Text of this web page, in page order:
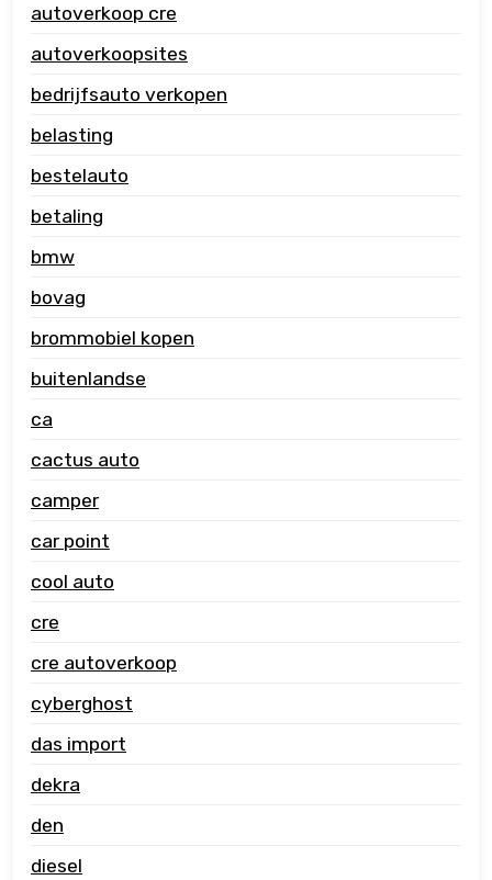
autoverkoop cre
autoverkoopsites
bedrijfsauto verkopen
belasting
bestelauto
betaling
bmw
bovag
brommobiel kopen
buitenlandse
ca
cactus auto
camper
car point
cool auto
cre
cre autoverkoop
cyberghost
das import
dekra
den
diesel